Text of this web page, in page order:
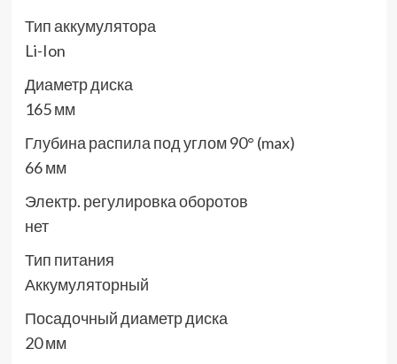
Тип аккумулятора
Li-Ion
Диаметр диска
165 мм
Глубина распила под углом 90° (max)
66 мм
Электр. регулировка оборотов
нет
Тип питания
Аккумуляторный
Посадочный диаметр диска
20 мм